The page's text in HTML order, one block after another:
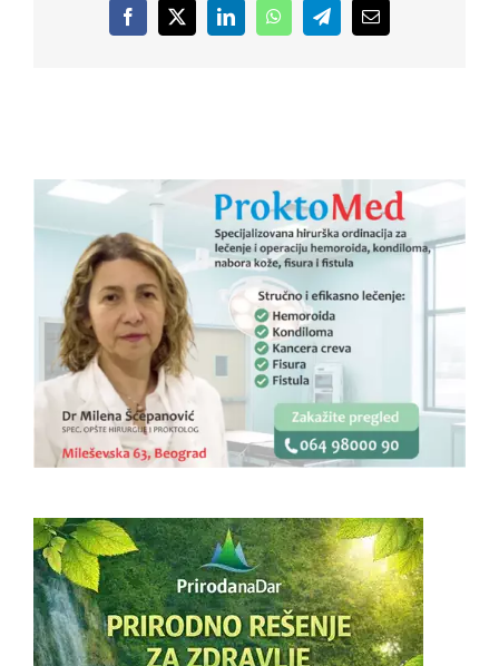
Facebook
X LinkedInWhatsAppTelegramEmail